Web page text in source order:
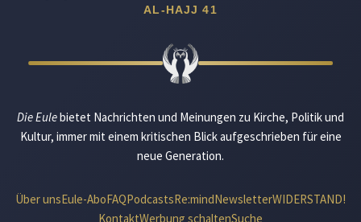
AL-HAJJ 41
Die Eulebietet Nachrichten und Meinungen zu Kirche, Politik und
Kultur, immer mit einem kritischen Blick aufgeschrieben für eine
neue Generation.
Über unsEule-AboFAQPodcastsRe:mindNewsletterWIDERSTAND!
KontaktWerbung schaltenSuche